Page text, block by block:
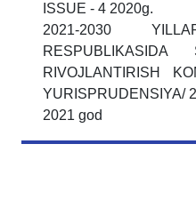
ISSUE - 4 2020g.
2021-2030
RЕSPUBLIKASIDA
RIVOJLANTIRISH
YURISPRUDENSIYA/
2021 god